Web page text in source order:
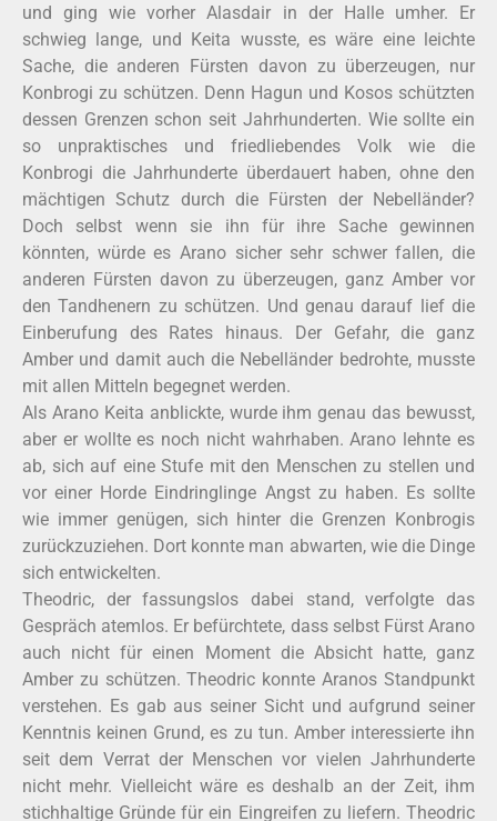
und ging wie vorher Alasdair in der Halle umher. Er
schwieg lange, und Keita wusste, es wäre eine leichte
Sache, die anderen Fürsten davon zu überzeugen, nur
Konbrogi zu schützen. Denn Hagun und Kosos schützten
dessen Grenzen schon seit Jahrhunderten. Wie sollte ein
so unpraktisches und friedliebendes Volk wie die
Konbrogi die Jahrhunderte überdauert haben, ohne den
mächtigen Schutz durch die Fürsten der Nebelländer?
Doch selbst wenn sie ihn für ihre Sache gewinnen
könnten, würde es Arano sicher sehr schwer fallen, die
anderen Fürsten davon zu überzeugen, ganz Amber vor
den Tandhenern zu schützen. Und genau darauf lief die
Einberufung des Rates hinaus. Der Gefahr, die ganz
Amber und damit auch die Nebelländer bedrohte, musste
mit allen Mitteln begegnet werden.
Als Arano Keita anblickte, wurde ihm genau das bewusst,
aber er wollte es noch nicht wahrhaben. Arano lehnte es
ab, sich auf eine Stufe mit den Menschen zu stellen und
vor einer Horde Eindringlinge Angst zu haben. Es sollte
wie immer genügen, sich hinter die Grenzen Konbrogis
zurückzuziehen. Dort konnte man abwarten, wie die Dinge
sich entwickelten.
Theodric, der fassungslos dabei stand, verfolgte das
Gespräch atemlos. Er befürchtete, dass selbst Fürst Arano
auch nicht für einen Moment die Absicht hatte, ganz
Amber zu schützen. Theodric konnte Aranos Standpunkt
verstehen. Es gab aus seiner Sicht und aufgrund seiner
Kenntnis keinen Grund, es zu tun. Amber interessierte ihn
seit dem Verrat der Menschen vor vielen Jahrhunderte
nicht mehr. Vielleicht wäre es deshalb an der Zeit, ihm
stichhaltige Gründe für ein Eingreifen zu liefern. Theodric